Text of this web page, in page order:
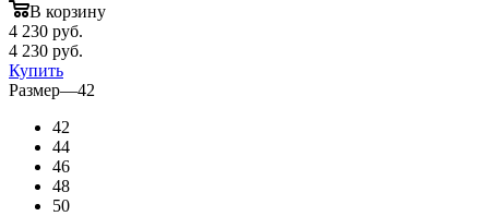
В корзину
4 230 руб.
4 230 руб.
Купить
Размер—42
42
44
46
48
50